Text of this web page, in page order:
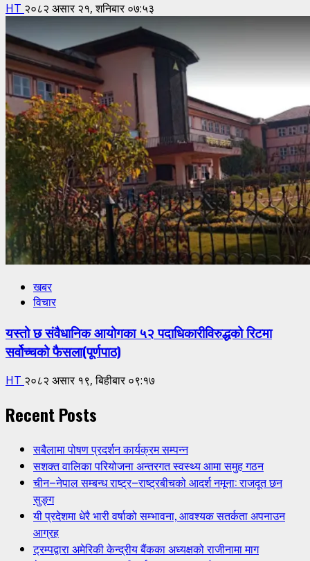
HT २०८२ असार २१, शनिबार ०७:५३
खबर
विचार
यस्तो छ संवैधानिक आयोगका ५२ पदाधिकारीविरुद्धको रिटमा
सर्वोच्चको फैसला(पूर्णपाठ)
HT २०८२ असार १९, बिहीबार ०९:१७
Recent Posts
सबैलामा पोषण प्रदर्शन कार्यक्रम सम्पन्न
सशक्त वालिका परियोजना अन्तरगत स्वस्थ्य आमा समुह गठन
चीन–नेपाल सम्बन्ध राष्ट्र–राष्ट्रबीचको आदर्श नमूना: राजदूत छन
सुङ्ग
यी प्रदेशमा धेरै भारी वर्षाको सम्भावना, आवश्यक सतर्कता अपनाउन
आग्रह
ट्रम्पद्वारा अमेरिकी केन्द्रीय बैंकका अध्यक्षको राजीनामा माग